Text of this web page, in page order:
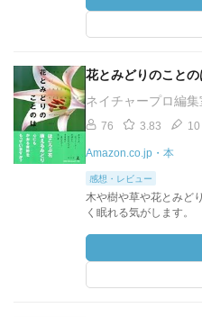
花とみどりのことの
ネイチャープロ編集
76 3.83 10
Amazon.co.jp・本
感想・レビュー
木や樹や草や花とみど
く眠れる気がします。